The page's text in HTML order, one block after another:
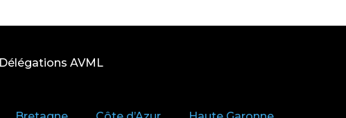
Délégations AVML